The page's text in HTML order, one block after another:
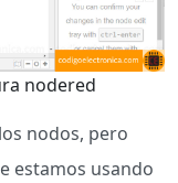
nodered
nodos, pero
estamos usando